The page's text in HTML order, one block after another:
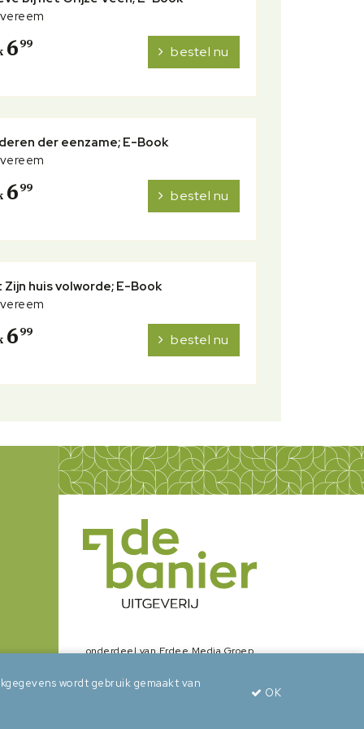
699 bestel nu
der eenzame; E-Book
699 bestel nu
huis volworde; E-Book
699 bestel nu
onderdeel van Erdee Media Groep
wordt gebruik gemaakt van
OK